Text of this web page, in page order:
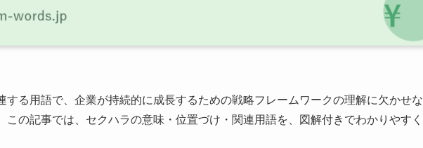
する用語で、企業が持続的に成長するための戦略フレームワークの理解に欠かせな
この記事では、セクハラの意味・位置づけ・関連用語を、図解付きでわかりやすく